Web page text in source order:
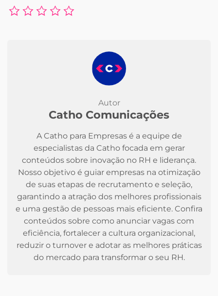
Autor
Catho Comunicações
A Catho para Empresas é a equipe de
especialistas da Catho focada em gerar
conteúdos sobre inovação no RH e liderança.
Nosso objetivo é guiar empresas na otimização
de suas etapas de recrutamento e seleção,
garantindo a atração dos melhores profissionais
e uma gestão de pessoas mais eficiente. Confira
conteúdos sobre como anunciar vagas com
eficiência, fortalecer a cultura organizacional,
reduzir o turnover e adotar as melhores práticas
do mercado para transformar o seu RH.